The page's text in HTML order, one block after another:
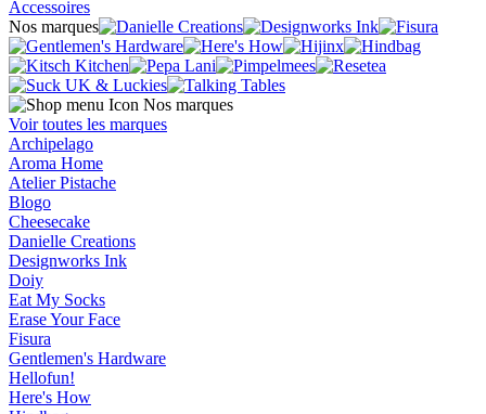
Accessoires
Nos marques
Nos marques
Voir toutes les marques
Archipelago
Aroma Home
Atelier Pistache
Blogo
Cheesecake
Danielle Creations
Designworks Ink
Doiy
Eat My Socks
Erase Your Face
Fisura
Gentlemen's Hardware
Hellofun!
Here's How